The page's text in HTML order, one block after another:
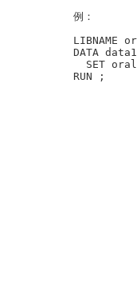
例：
LIBNAME
DATA